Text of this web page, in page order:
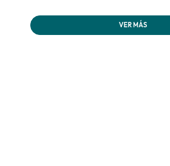
VER MÁS